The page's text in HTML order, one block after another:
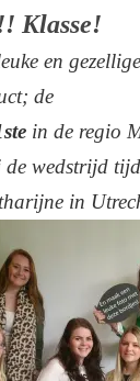
Klasse!
en
de
in de regio
wedstrijd
in